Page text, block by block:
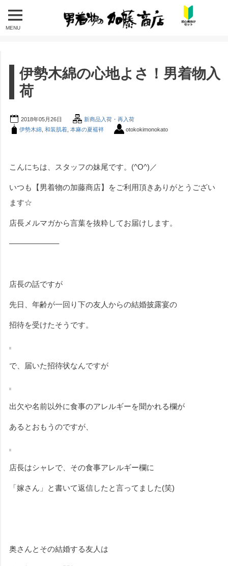
MENU
伊勢木綿の心地よさ！男着物入
荷
2018年05月26日
新商品入荷・再入荷
伊勢木綿, 和装肌着, 本麻の夏襦袢 otokokimonokato
こんにちは、スタッフの妹尾です。(^O^)／
いつも【男着物の加藤商店】をご利用頂きありがとうござい
ます☆
店長メルマガから言葉を抜粋してお届けします。
——————–
店長の話ですが
先日、年齢が一回り下の友人からの結婚披露宴の
招待を受けたそうです。
で、届いた招待状なんですが
出欠や名前以外に食事のアレルギーを聞かれる欄が
あるとおもうのですが、
店長はシャレで、その食事アレルギー欄に
「嫁さん」と書いて返信したと言ってました(笑)
奥さんとその結婚する友人は